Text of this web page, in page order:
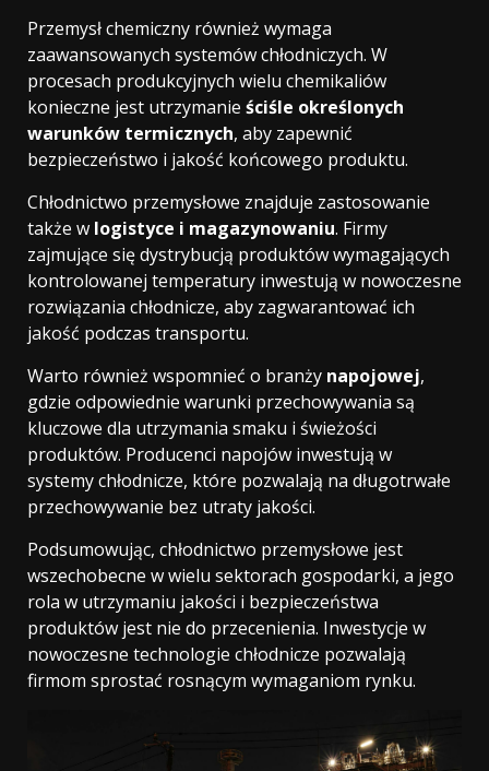
Przemysł chemiczny również wymaga
zaawansowanych systemów chłodniczych. W
procesach produkcyjnych wielu chemikaliów
konieczne jest utrzymanie ściśle określonych
warunków termicznych, aby zapewnić
bezpieczeństwo i jakość końcowego produktu.
Chłodnictwo przemysłowe znajduje zastosowanie
także w logistyce i magazynowaniu. Firmy
zajmujące się dystrybucją produktów wymagających
kontrolowanej temperatury inwestują w nowoczesne
rozwiązania chłodnicze, aby zagwarantować ich
jakość podczas transportu.
Warto również wspomnieć o branży napojowej,
gdzie odpowiednie warunki przechowywania są
kluczowe dla utrzymania smaku i świeżości
produktów. Producenci napojów inwestują w
systemy chłodnicze, które pozwalają na długotrwałe
przechowywanie bez utraty jakości.
Podsumowując, chłodnictwo przemysłowe jest
wszechobecne w wielu sektorach gospodarki, a jego
rola w utrzymaniu jakości i bezpieczeństwa
produktów jest nie do przecenienia. Inwestycje w
nowoczesne technologie chłodnicze pozwalają
firmom sprostać rosnącym wymaganiom rynku.